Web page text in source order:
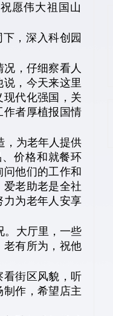
愿伟大祖国山
，深入科创园
，仔细察看人
，今天来这里
代化强国，关
作者厚植报国情
，为老年人提供
价格和就餐环
他们的工作和
老助老是全社
力为老年人安享
。大厅里，一些
老有所为，祝他
看街区风貌，听
作，希望店主